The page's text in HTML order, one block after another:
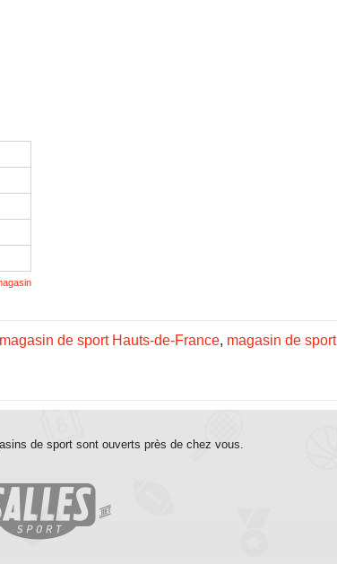
magasin de sport Hauts-de-France, magasin de sport
de sport sont ouverts près de chez vous.